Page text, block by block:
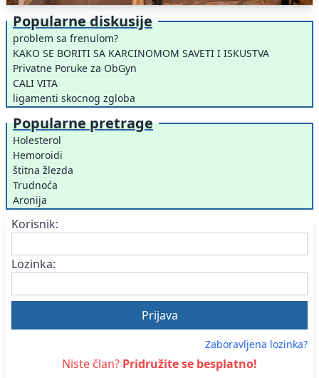
Popularne diskusije
problem sa frenulom?
KAKO SE BORITI SA KARCINOMOM SAVETI I ISKUSTVA
Privatne Poruke za ObGyn
CALI VITA
ligamenti skocnog zgloba
Popularne pretrage
Holesterol
Hemoroidi
štitna žlezda
Trudnoća
Aronija
Korisnik:
Lozinka:
Zaboravljena lozinka?
Niste član? Pridružite se besplatno!